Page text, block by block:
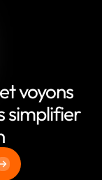
voyons
simplifier